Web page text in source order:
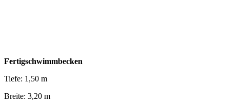
Fertigschwimmbecken
Tiefe: 1,50 m
Breite: 3,20 m